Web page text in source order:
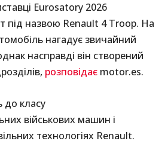
Eurosatory 2026
під назвою Renault 4 Troop. На
нагадує звичайний
насправді він створений
розповідає motor.es.
до класу
військових машин і
технологіях Renault.